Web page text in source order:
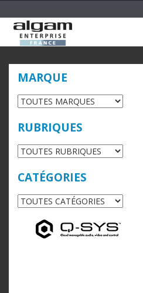
MARQUE
RUBRIQUES
CATÉGORIES